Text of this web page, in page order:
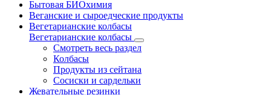
Бытовая БИОхимия
Веганские и сыроедческие продукты
Вегетарианские колбасы
Вегетарианские колбасы
Смотреть весь раздел
Колбасы
Продукты из сейтана
Сосиски и сардельки
Жевательные резинки